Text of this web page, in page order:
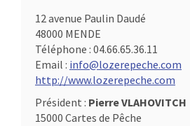
12 avenue Paulin Daudé
48000 MENDE
Téléphone : 04.66.65.36.11
Email : info@lozerepeche.com
http://www.lozerepeche.com
Président : Pierre VLAHOVITCH
15000 Cartes de Pêche